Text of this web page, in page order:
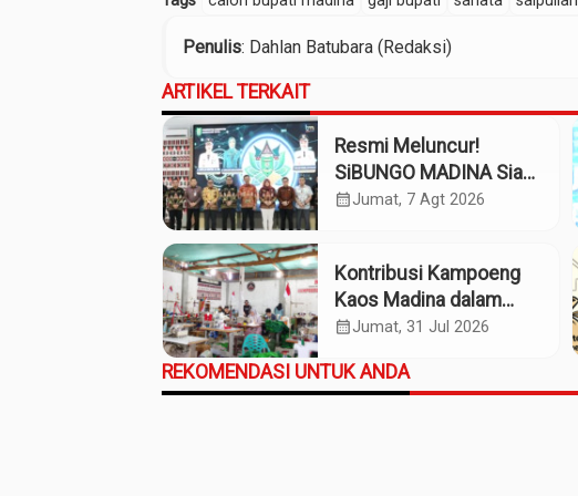
Penulis: Dahlan Batubara (Redaksi)
ARTIKEL TERKAIT
Resmi Meluncur!
SiBUNGO MADINA Siap
Optimalkan Pendapatan
calendar_monthJumat, 7 Agt 2026
Kontribusi Kampoeng
Kaos Madina dalam
Industri Budaya dan
calendar_monthJumat, 31 Jul 2026
REKOMENDASI UNTUK ANDA